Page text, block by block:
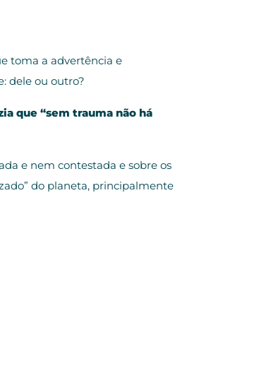
toma a advertência e
dele ou outro?
que “sem trauma não há
e nem contestada e sobre os
do planeta, principalmente